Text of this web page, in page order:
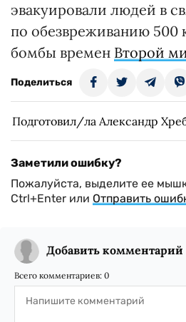
эвакуировали людей в
по обезвреживанию 500
бомбы времен Второй
Поделиться
Подготовил/ла Александр
Заметили ошибку?
Пожалуйста, выделите ее
Ctrl+Enter или Отправить
Добавить комментарий
Всего комментариев: 0